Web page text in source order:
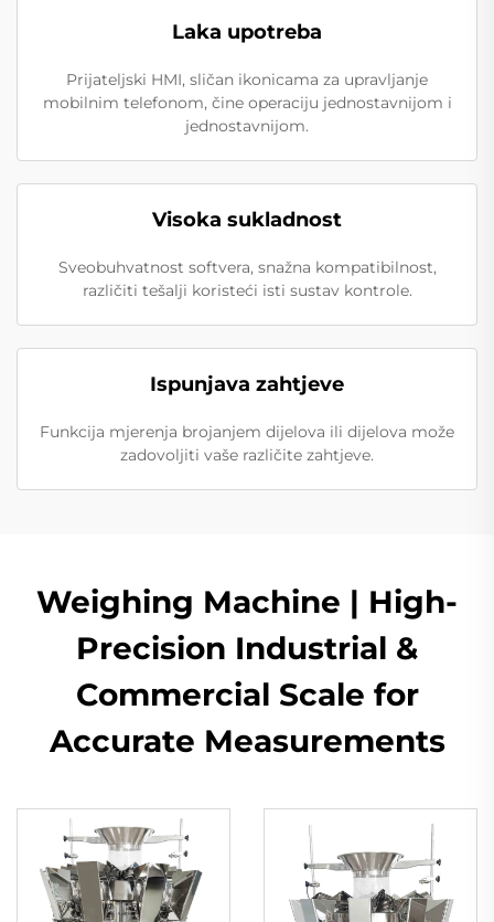
Laka upotreba
Prijateljski HMI, sličan ikonicama za upravljanje
mobilnim telefonom, čine operaciju jednostavnijom i
jednostavnijom.
Visoka sukladnost
Sveobuhvatnost softvera, snažna kompatibilnost,
različiti tešalji koristeći isti sustav kontrole.
Ispunjava zahtjeve
Funkcija mjerenja brojanjem dijelova ili dijelova može
zadovoljiti vaše različite zahtjeve.
Weighing Machine | High-
Precision Industrial &
Commercial Scale for
Accurate Measurements